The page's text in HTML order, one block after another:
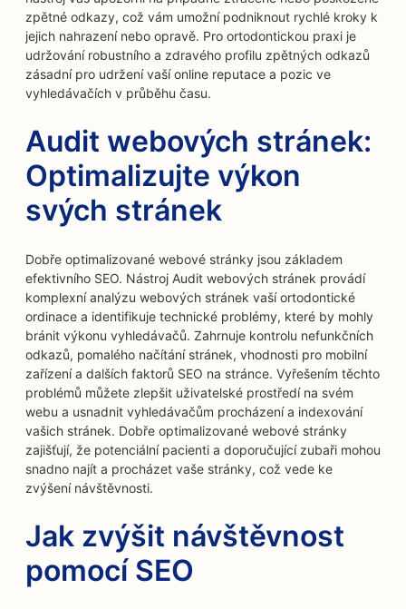
zpětné odkazy, což vám umožní podniknout rychlé kroky k
jejich nahrazení nebo opravě. Pro ortodontickou praxi je
udržování robustního a zdravého profilu zpětných odkazů
zásadní pro udržení vaší online reputace a pozic ve
vyhledávačích v průběhu času.
Audit webových stránek:
Optimalizujte výkon
svých stránek
Dobře optimalizované webové stránky jsou základem
efektivního SEO. Nástroj Audit webových stránek provádí
komplexní analýzu webových stránek vaší ortodontické
ordinace a identifikuje technické problémy, které by mohly
bránit výkonu vyhledávačů. Zahrnuje kontrolu nefunkčních
odkazů, pomalého načítání stránek, vhodnosti pro mobilní
zařízení a dalších faktorů SEO na stránce. Vyřešením těchto
problémů můžete zlepšit uživatelské prostředí na svém
webu a usnadnit vyhledávačům procházení a indexování
vašich stránek. Dobře optimalizované webové stránky
zajišťují, že potenciální pacienti a doporučující zubaři mohou
snadno najít a procházet vaše stránky, což vede ke
zvýšení návštěvnosti.
Jak zvýšit návštěvnost
pomocí SEO